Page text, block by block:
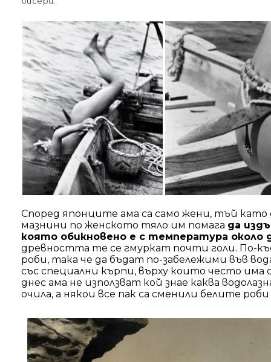
Според японците ама са само жени, тъй
мазнини по женското тяло им помага да
която обикновено е с температура около
древността те се гмуркат почти голи. По-
роби, така че да бъдат по-забележими във
със специални кърпи, върху които често
днес ама не използват кой знае каква
очила, а някои все пак са сменили белите